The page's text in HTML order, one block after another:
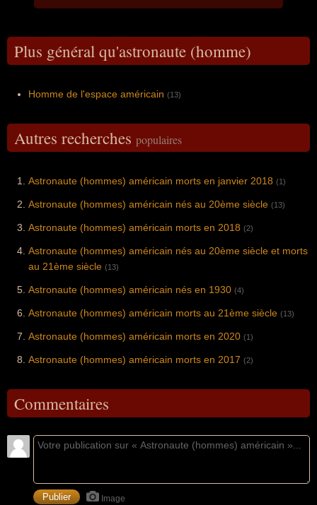
Plus général qu'astronaute (homme)
Homme de l'espace américain (13)
Autres recherches populaires
Astronaute (hommes) américain morts en janvier 2018 (1)
Astronaute (hommes) américain nés au 20ème siècle (13)
Astronaute (hommes) américain morts en 2018 (2)
Astronaute (hommes) américain nés au 20ème siècle et morts
au 21ème siècle (13)
Astronaute (hommes) américain nés en 1930 (4)
Astronaute (hommes) américain morts au 21ème siècle (13)
Astronaute (hommes) américain morts en 2020 (1)
Astronaute (hommes) américain morts en 2017 (2)
Commentaires
Image